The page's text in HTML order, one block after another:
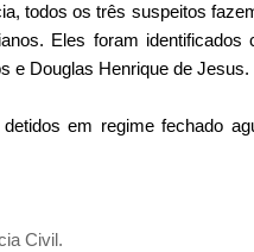
todos os três suspeitos
Eles foram
e Douglas Henrique de Jesus.
em regime fechado
Civil.